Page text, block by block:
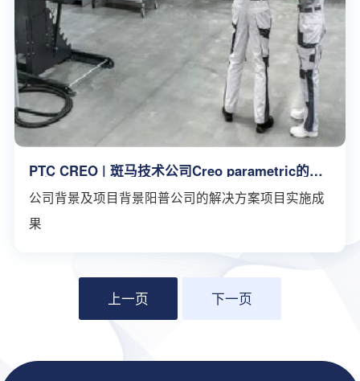
PTC CREO | 斑马技术公司Creo parametric的升
级辅导
公司背景及项目背景阳普公司的解决方案项目实施成
果
上一页 下一页